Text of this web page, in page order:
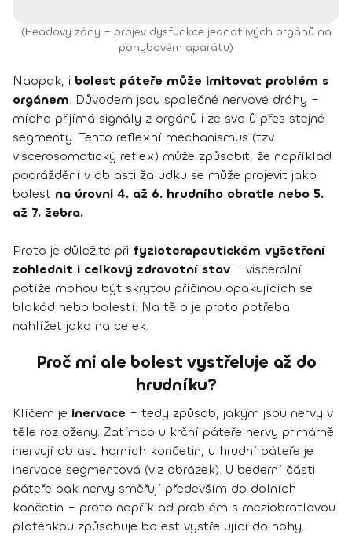
(Headovy zóny – projev dysfunkce jednotlivých orgánů na
pohybovém aparátu)
Naopak, i bolest páteře může imitovat problém s
orgánem. Důvodem jsou společné nervové dráhy –
mícha přijímá signály z orgánů i ze svalů přes stejné
segmenty. Tento reflexní mechanismus (tzv.
viscerosomatický reflex) může způsobit, že například
podráždění v oblasti žaludku se může projevit jako
bolest na úrovni 4. až 6. hrudního obratle nebo 5.
až 7. žebra.
Proto je důležité při fyzioterapeutickém vyšetření
zohlednit i celkový zdravotní stav – viscerální
potíže mohou být skrytou příčinou opakujících se
blokád nebo bolestí. Na tělo je proto potřeba
nahlížet jako na celek.
Proč mi ale bolest vystřeluje až do
hrudníku?
Klíčem je inervace – tedy způsob, jakým jsou nervy v
těle rozloženy. Zatímco u krční páteře nervy primárně
inervují oblast horních končetin, u hrudní páteře je
inervace segmentová (viz obrázek). U bederní části
páteře pak nervy směřují především do dolních
končetin – proto například problém s meziobratlovou
ploténkou způsobuje bolest vystřelující do nohy.